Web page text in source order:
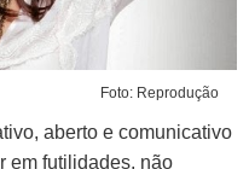
Foto: Reprodução
aberto e comunicativo
em futilidades, não